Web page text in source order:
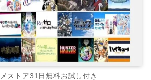
ストア31日無料お試し付き